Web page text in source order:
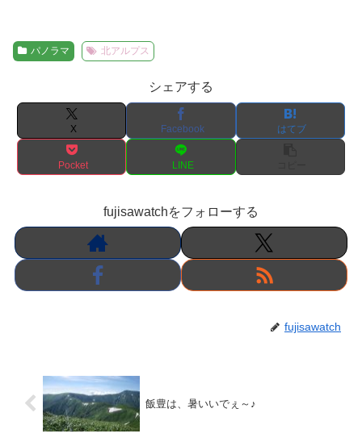
パノラマ 北アルプス
シェアする
X Facebook はてブ
Pocket LINE
fujisawatchをフォローする
fujisawatch
飯豊は、暑いいでぇ～♪